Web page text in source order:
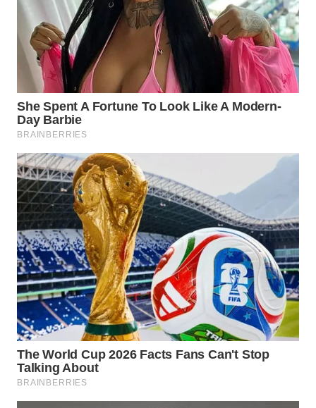
WN
INDRAMAYU
WN
KUNINGAN
WN
MAJALENGKA
WN
SUBANG
WN
SUKABUMI
WN
PURWAKARTA
WN
PRIANGAN
TIMUR
WN
SEMARANG